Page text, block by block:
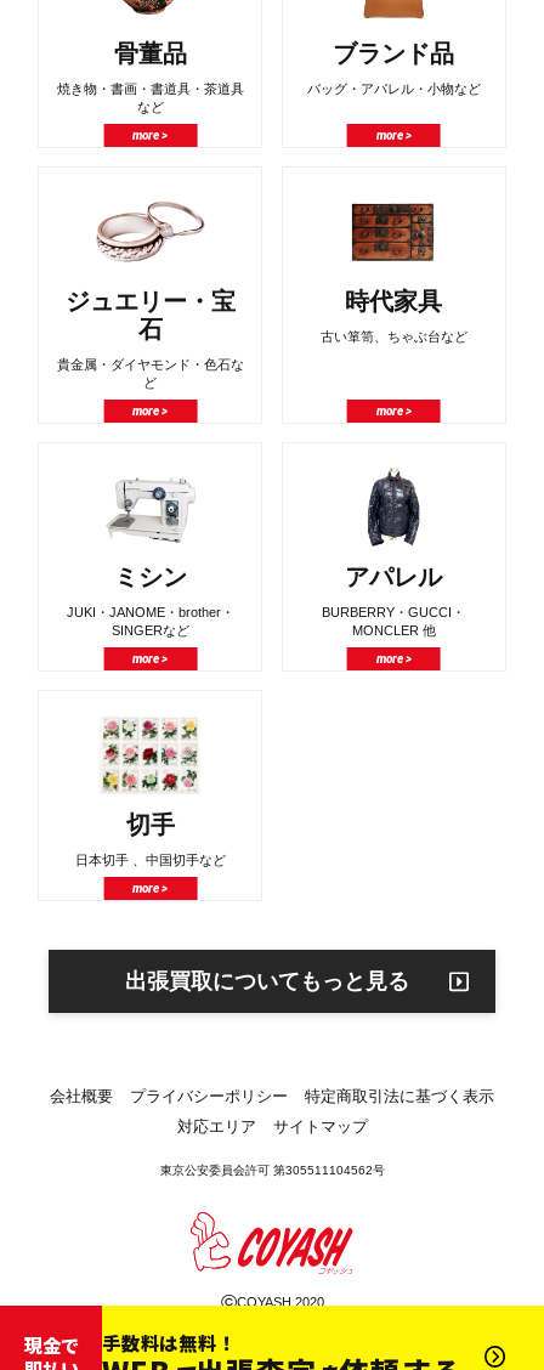
骨董品
焼き物・書画・書道具・茶道具
など
more >
ブランド品
バッグ・アパレル・小物など
more >
ジュエリー・宝
石
貴金属・ダイヤモンド・色石な
ど
more >
時代家具
古い箪笥、ちゃぶ台など
more >
ミシン
JUKI・JANOME・brother・
SINGERなど
more >
アパレル
BURBERRY・GUCCI・
MONCLER 他
more >
切手
日本切手 、中国切手など
more >
出張買取についてもっと見る
会社概要 プライバシーポリシー
特定商取引法に基づく表示
対応エリア
サイトマップ
東京公安委員会許可 第305511104562号
©COYASH 2020
現金で
手数料は無料！